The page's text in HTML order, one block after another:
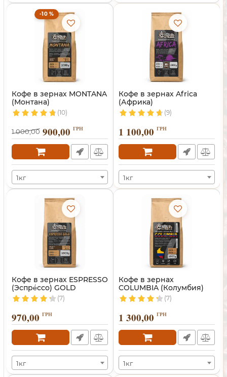
-10 %
Кофе в зернах MONTANA
(Монтана)
(10)
1 000,00 900,00 ГРН
1кг
Кофе в зернах Africa
(Африка)
(9)
1 100,00 ГРН
1кг
Кофе в зернах ESPRESSO
(Эспре́ссо) GOLD
(7)
970,00 ГРН
1кг
Кофе в зернах
COLUMBIA (Колумбия)
(7)
1 300,00 ГРН
1кг